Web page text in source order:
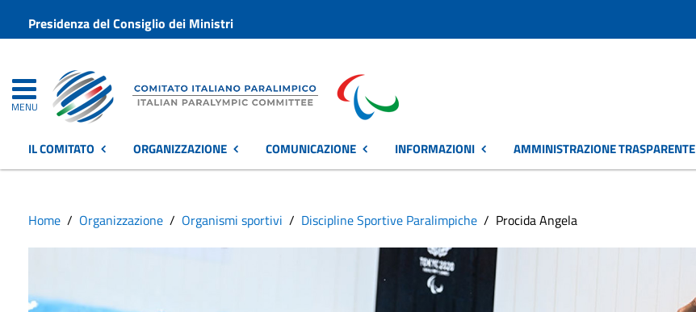
Presidenza del Consiglio dei Ministri
MENU
IL COMITATO ORGANIZZAZIONE COMUNICAZIONE INFORMAZIONI AMMINISTRAZIONE TRASPARENTE
Home Organizzazione Organismi sportivi Discipline Sportive Paralimpiche Procida Angela